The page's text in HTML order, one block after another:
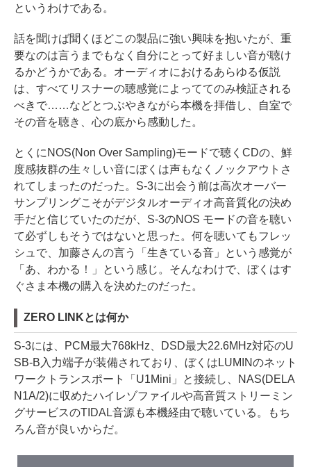
というわけである。
話を聞けば聞くほどこの製品に強い興味を抱いたが、重
要なのは言うまでもなく自分にとって好ましい音が聴け
るかどうかである。オーディオにおけるあらゆる仮説
は、すべてリスナーの聴感覚によっててのみ検証される
べきで……などとつぶやきながら本機を拝借し、自室で
その音を聴き、心の底から感動した。
とくにNOS(Non Over Sampling)モードで聴くCDの、鮮
度感抜群の生々しい音にぼくは声もなくノックアウトさ
れてしまったのだった。S-3に出会う前は高次オーバー
サンプリングこそがデジタルオーディオ高音質化の決め
手だと信じていたのだが、S-3のNOS モードの音を聴い
て必ずしもそうではないと思った。何を聴いてもフレッ
シュで、加藤さんの言う「生きている音」という感覚が
「あ、わかる！」という感じ。そんなわけで、ぼくはす
ぐさま本機の購入を決めたのだった。
ZERO LINKとは何か
S-3には、PCM最大768kHz、DSD最大22.6MHz対応のU
SB-B入力端子が装備されており、ぼくはLUMINのネット
ワークトランスポート「U1Mini」と接続し、NAS(DELA
N1A/2)に収めたハイレゾファイルや高音質ストリーミン
グサービスのTIDAL音源も本機経由で聴いている。もち
ろん音が良いからだ。